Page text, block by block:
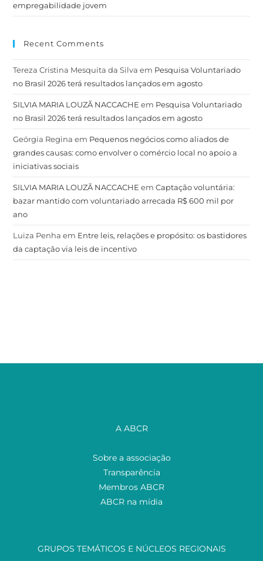
empregabilidade jovem
Recent Comments
Tereza Cristina Mesquita da Silva em Pesquisa Voluntariado
no Brasil 2026 terá resultados lançados em agosto
SILVIA MARIA LOUZÃ NACCACHE em Pesquisa Voluntariado
no Brasil 2026 terá resultados lançados em agosto
Geórgia Regina em Pequenos negócios como aliados de
grandes causas: como envolver o comércio local no apoio a
iniciativas sociais
SILVIA MARIA LOUZÃ NACCACHE emCaptação voluntária:
bazar mantido com voluntariado arrecada R$ 600 mil por
ano
Luiza Penha em Entre leis, relações e propósito: os bastidores
da captação via leis de incentivo
A ABCR
Sobre a associação
Transparência
Membros ABCR
ABCR na mídia
GRUPOS TEMÁTICOS E NÚCLEOS REGIONAIS